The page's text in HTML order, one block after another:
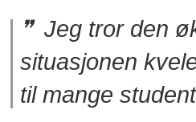
Jeg tror den
situasjonen
til mange